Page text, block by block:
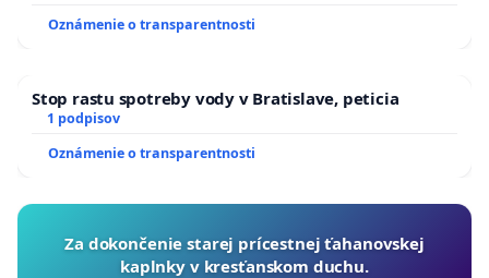
Oznámenie o transparentnosti
Stop rastu spotreby vody v Bratislave, peticia
1 podpisov
Oznámenie o transparentnosti
Za dokončenie starej prícestnej ťahanovskej
kaplnky v kresťanskom duchu.